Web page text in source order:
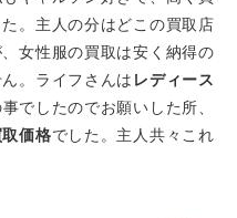
。主人の分はどこの買取店
女性服の買取は安く納得の
。ライフさんは レディース
でしたのでお願いした所、
価格でした。主人共々これ